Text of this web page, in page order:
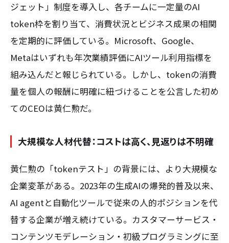
ジェット」制度を導入し、各チームに一定量のAI
token枠を割り当て、消費状況とビジネス成果の相関
を定期的に評価している。Microsoft、Google、
Metaはいずれも年次業績評価にAIツール利用指標を
組み込んだと報じられている。しかし、tokenの消費
量を個人の報酬に明確に紐づけることを公言した初め
てのCEOは黄仁勲だ。
大規模な人材代替：コストは高く、見返りは不明確
黄仁勲の「tokenテスト」の背景には、より大規模な
企業変革がある。2023年の生成AIの爆発的普及以来、
AI agentと自動化ツールで従来の人的ポジションを代
替する企業が増え続けている。カスタマーサービス・
コンテンツモデレーション・初級プログラミングに至